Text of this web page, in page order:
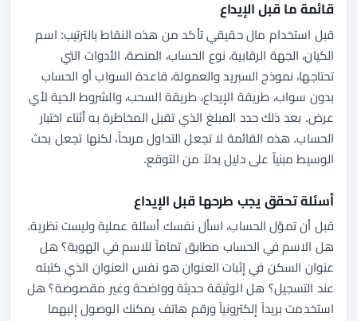
قائمة ما قبل الإيداع
قبل استخدام مال حقيقي تأكد من هذه النقاط بالترتيب: اسم
الكيان، الجهة الرقابية، نوع الحساب، المنصة، الأدوات التي
تحتاجها، نموذج السبريد والعمولة، قاعدة السواب أو الحساب
بدون سواب، طريقة الإيداع، طريقة السحب، والشروط الحية لأي
عرض. بعد ذلك حدد المبلغ الذي تقبل المخاطرة به أثناء اختبار
الحساب. هذه القائمة لا تجعل التداول مربحاً، لكنها تجعل بحث
الوسيط مبنياً على دليل بدلاً من التوقع.
أسئلة تحقق يجب طرحها قبل الإيداع
قبل أن تموّل الحساب، اسأل نفسك أسئلة عملية وليست نظرية.
هل الاسم في الحساب مطابق تماماً للاسم في الهوية؟ هل
عنوان السكن في إثبات العنوان هو نفس العنوان الذي كتبته
عند التسجيل؟ هل الوثيقة حديثة وواضحة وغير مقصوصة؟ هل
استخدمت بريداً إلكترونياً ورقم هاتف يمكنك الوصول إليهما